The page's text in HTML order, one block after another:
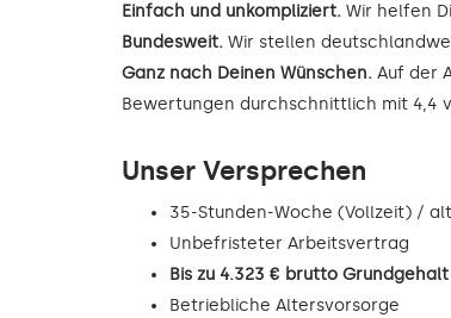
Einfach und unkompliziert. Wir helfen
Bundesweit. Wir stellen
Ganz nach Deinen Wünschen. Auf der
Bewertungen durchschnittlich mit 4,4
Unser Versprechen
35-Stunden-Woche (Vollzeit) /
Unbefristeter Arbeitsvertrag
Bis zu 4.323 € brutto Grundgehalt
Betriebliche Altersvorsorge